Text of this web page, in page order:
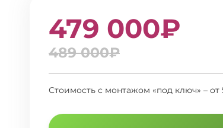
479 000₽
489 000₽
Стоимость с монтажом «под ключ» – от